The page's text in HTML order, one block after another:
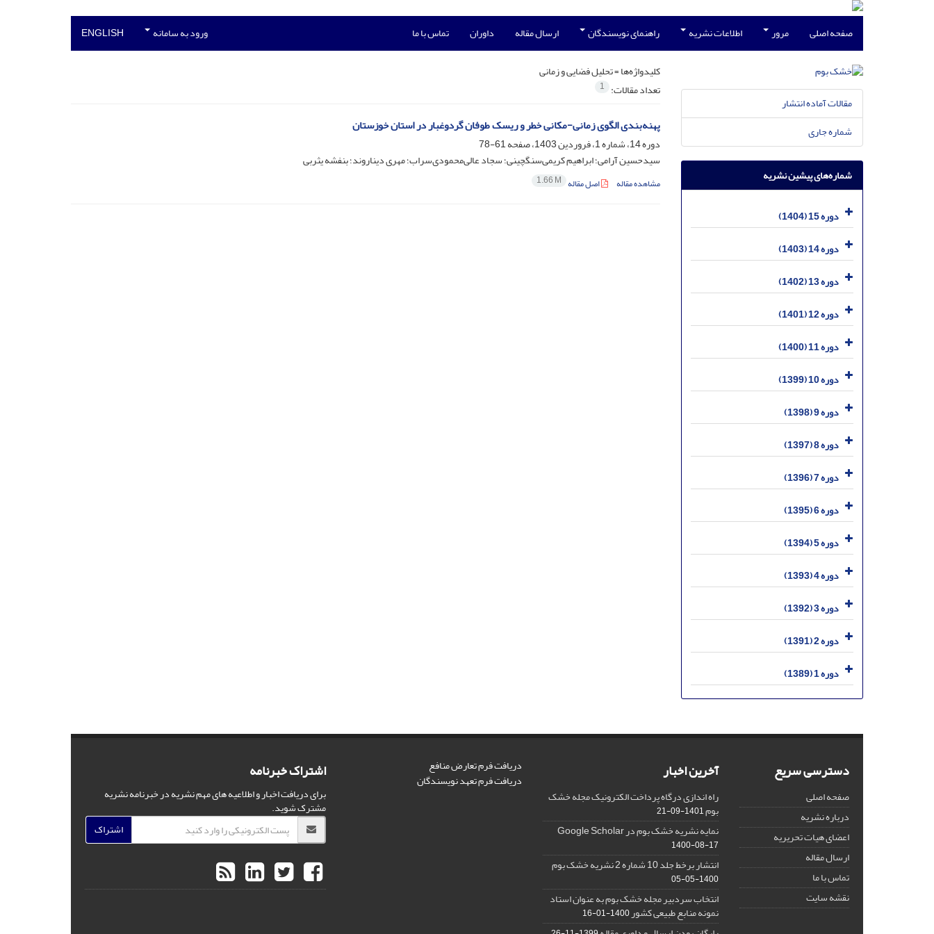
صفحه اصلی مرور اطلاعات نشریه راهنمای نویسندگان ارسال مقاله داوران تماس با ما ورود به سامانه ENGLISH
کلیدواژه‌ها =تحلیل فضایی و زمانی
تعداد مقالات: 1
پهنه‌بندی الگوی زمانی-مکانی خطر و ریسک طوفان گردوغبار در استان خوزستان
دوره 14، شماره 1، فروردین 1403، صفحه
61-78
سیدحسین آرامی؛ ابراهیم کریمی‌سنگچینی؛ سجاد عالی‌محمودی‌سراب؛ مهری دیناروند؛ بنفشه یثربی
مشاهده مقاله اصل مقاله 1.66 M
مقالات آماده انتشار
شماره جاری
شماره‌های پیشین نشریه
دوره 15 (1404)
دوره 14 (1403)
دوره 13 (1402)
دوره 12 (1401)
دوره 11 (1400)
دوره 10 (1399)
دوره 9 (1398)
دوره 8 (1397)
دوره 7 (1396)
دوره 6 (1395)
دوره 5 (1394)
دوره 4 (1393)
دوره 3 (1392)
دوره 2 (1391)
دوره 1 (1389)
دسترسی سریع
صفحه اصلی
درباره نشریه
اعضای هیات تحریریه
ارسال مقاله
تماس با ما
نقشه سایت
آخرین اخبار
راه اندازی درگاه پرداخت الکترونیک مجله خشک
بوم1401-09-21
نمایه نشریه خشک بوم در Google Scholar
1400-08-17
انتشار برخط جلد 10 شماره 2 نشریه خشک بوم
1400-05-05
انتخاب سردبیر مجله خشک بوم به عنوان استاد
نمونه منابع طبیعی کشور1400-01-16
دریافت فرم تعارض منافع
دریافت فرم تعهد نویسندگان اشتراک خبرنامه
برای دریافت اخبار و اطلاعیه های مهم نشریه در خبرنامه نشریه
مشترک شوید.
اشتراک